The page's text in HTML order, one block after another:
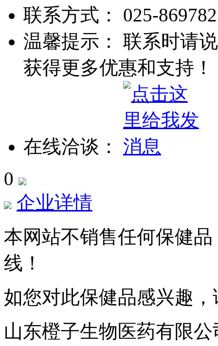
联系方式： 025-
温馨提示： 联系时请
获得更多优惠和支持！
在线洽谈：
0
企业详情
本网站不销售任何保健
线！
如您对此保健品感兴趣
山东橙子生物医药有限公